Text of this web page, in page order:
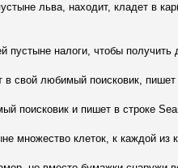
льва, находит, кладет в
пустыне налоги, чтобы
в свой любимый поисковик,
поисковик и пишет в строке
множество клеток, к каждой из